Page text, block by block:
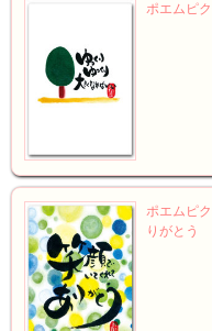
ポエムピ
ポエムピ
りがとう